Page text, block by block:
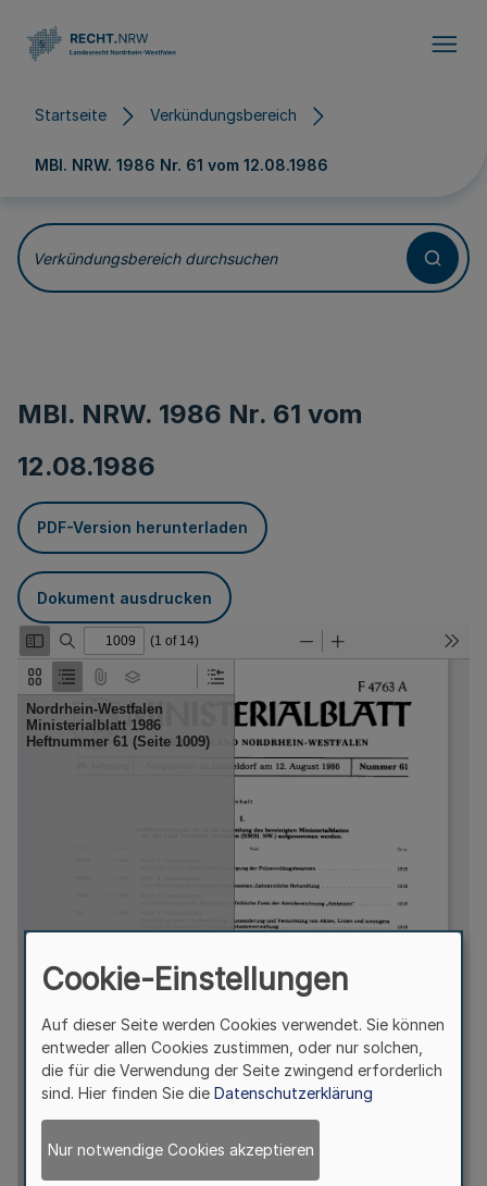
Startseite Verkündungsbereich
MBl. NRW. 1986 Nr. 61 vom 12.08.1986
Verkündungsbereich durchsuchen
MBl. NRW. 1986 Nr. 61 vom
12.08.1986
PDF-Version herunterladen
Dokument ausdrucken
Cookie-Einstellungen
Auf dieser Seite werden Cookies verwendet. Sie können
entweder allen Cookies zustimmen, oder nur solchen,
die für die Verwendung der Seite zwingend erforderlich
sind. Hier finden Sie die Datenschutzerklärung
Nur notwendige Cookies akzeptieren